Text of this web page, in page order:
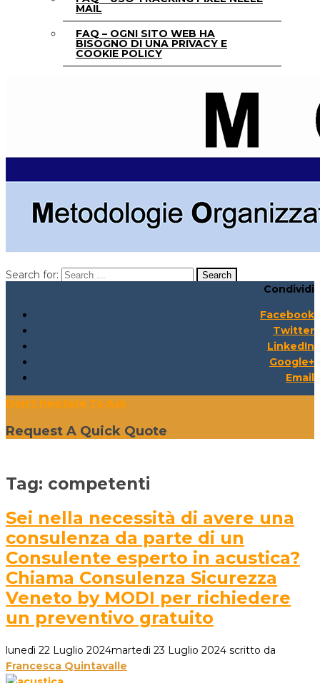
MAIL
FAQ – OGNI SITO WEB HA
BISOGNO DI UNA PRIVACY E
COOKIE POLICY
Search for:
Condividi
Facebook
Twitter
LinkedIn
Google+
Email
Don't Hesitate To Ask
Request A Quick Quote
Tag: competenti
Sei nella necessità di avere una
consulenza da parte di un
Consulente esperto in acustica?
Chiama Consulenza Sicurezza
Veneto by MODI per richiedere
un preventivo gratuito
lunedì 22 Luglio 2024martedì 23 Luglio 2024 scritto da
Francesca Quintavalle